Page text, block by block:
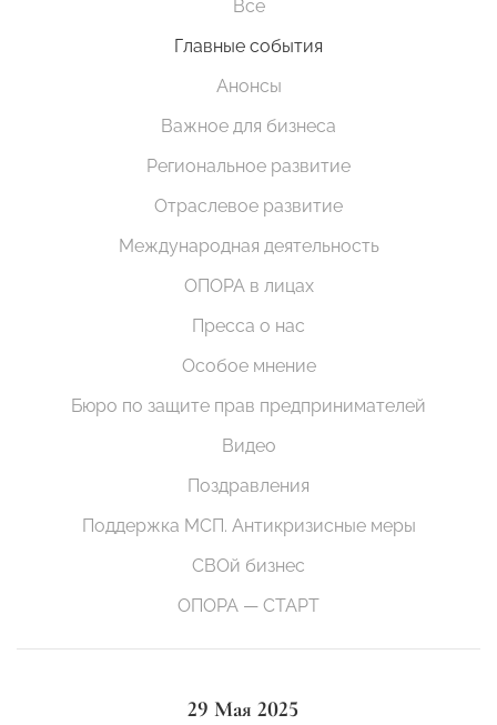
Все
Главные события
Анонсы
Важное для бизнеса
Региональное развитие
Отраслевое развитие
Международная деятельность
ОПОРА в лицах
Пресса о нас
Особое мнение
Бюро по защите прав предпринимателей
Видео
Поздравления
Поддержка МСП. Антикризисные меры
СВОй бизнес
ОПОРА — СТАРТ
29 Мая 2025